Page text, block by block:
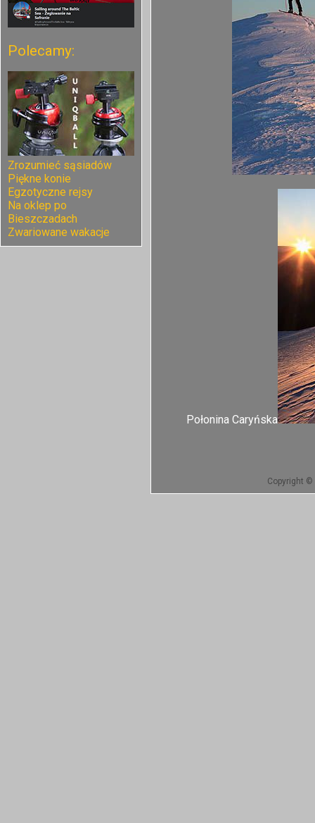
Polecamy:
Zrozumieć sąsiadów
Piękne konie
Egzotyczne rejsy
Na oklep po
Bieszczadach
Zwariowane wakacje
Połonina Caryńska
Copyright ©